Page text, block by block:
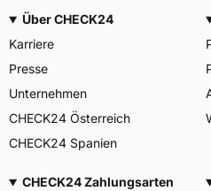
Über CHECK24
Karriere
Presse
Unternehmen
CHECK24 Österreich
CHECK24 Spanien
CHECK24 Zahlungsarten